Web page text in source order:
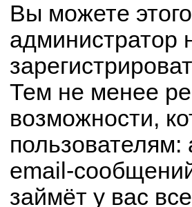
Вы можете
Тем не менее
возможности,
email-
займёт у вас